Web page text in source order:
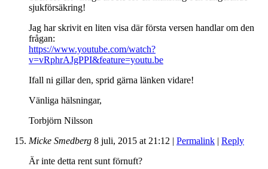
sjukförsäkring!
Jag har skrivit en liten visa där första versen handlar om den
frågan:
https://www.youtube.com/watch?
v=vRphrAJgPPI&feature=youtu.be
Ifall ni gillar den, sprid gärna länken vidare!
Vänliga hälsningar,
Torbjörn Nilsson
Micke Smedberg 8 juli, 2015 at 21:12 | Permalink | Reply
Är inte detta rent sunt förnuft?